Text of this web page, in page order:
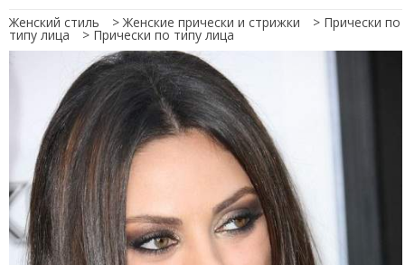
Женский стиль >Женские прически и стрижки > Прически по
типу лица > Прически по типу лица